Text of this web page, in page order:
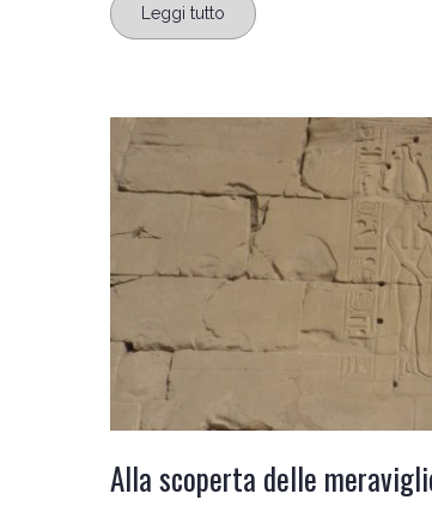
Leggi tutto
Alla scoperta delle